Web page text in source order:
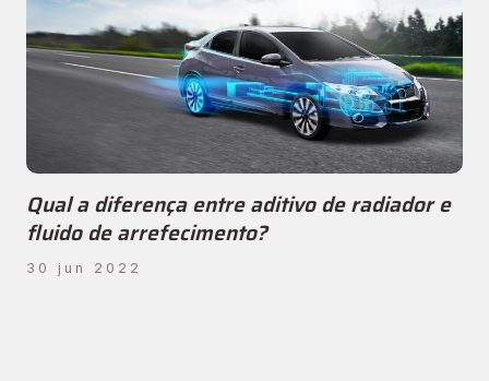
Qual a diferença entre aditivo de radiador e
fluido de arrefecimento?
30 jun 2022